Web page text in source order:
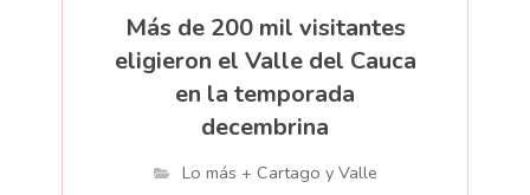
Más de 200 mil visitantes
eligieron el Valle del Cauca
en la temporada
decembrina
Lo más + Cartago y Valle